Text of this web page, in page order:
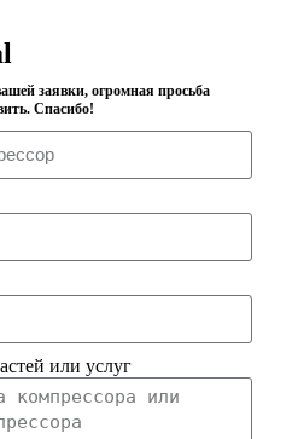
заявки, огромная просьба
Спасибо!
или услуг